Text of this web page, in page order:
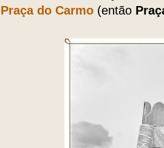
Praça do Carmo (então